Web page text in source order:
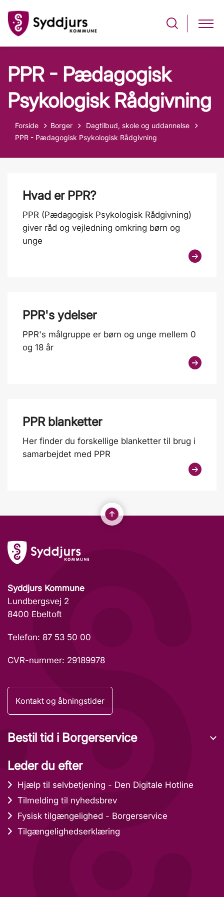
PPR - Pædagogisk
Psykologisk Rådgivning
Forside Borger Tilbage til
Dagtilbud, skole og uddannelse
PPR - Pædagogisk Psykologisk Rådgivning
Hvad er PPR?
PPR (Pædagogisk Psykologisk Rådgivning)
giver råd og vejledning omkring børn og
unge
PPR's ydelser
PPR's målgruppe er børn og unge mellem 0
og 18 år
PPR blanketter
Her finder du forskellige blanketter til brug i
samarbejdet med PPR
Syddjurs Kommune
Lundbergsvej 2
8400 Ebeltoft
Telefon: 87 53 50 00
CVR-nummer: 29189978
Kontakt og åbningstider
Bestil tid i Borgerservice
Leder du efter
Hjælp til selvbetjening - Den Digitale Hotline
Tilmelding til nyhedsbrev
Fysisk tilgængelighed - Borgerservice
Tilgængelighedserklæring